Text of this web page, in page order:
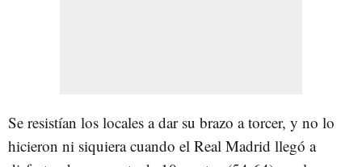
Se resistían los locales a dar su brazo a torcer, y no lo
hicieron ni siquiera cuando el Real Madrid llegó a